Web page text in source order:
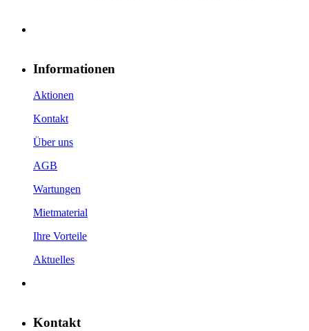
Informationen
Aktionen
Kontakt
Über uns
AGB
Wartungen
Mietmaterial
Ihre Vorteile
Aktuelles
Kontakt